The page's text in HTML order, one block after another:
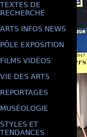
TEXTES DE
RECHERCHE
ARTS INFOS NEWS
PÔLE EXPOSITION
FILMS VIDÉOS
VIE DES ARTS
REPORTAGES
MUSÉOLOGIE
STYLES ET
TENDANCES